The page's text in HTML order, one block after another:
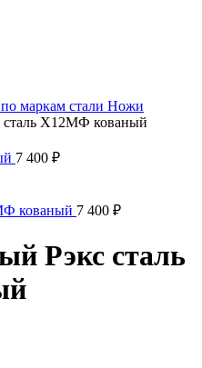
маркам стали Ножи
сталь Х12МФ кованый
7 400 ₽
кованый 7 400 ₽
Рэкс сталь